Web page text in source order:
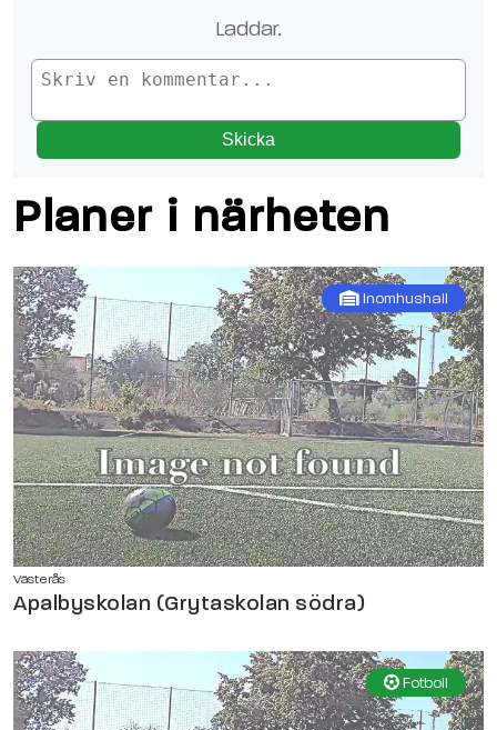
Laddar..
Skicka
Planer i närheten
Inomhushall
Västerås
Apalbyskolan (Grytaskolan södra)
Fotboll